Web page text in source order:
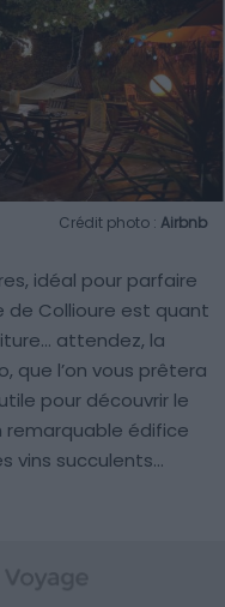
Crédit photo : Airbnb
idéal pour parfaire
de Collioure est quant
attendez, la
que l’on vous prêtera
pour découvrir le
remarquable édifice
vins succulents…